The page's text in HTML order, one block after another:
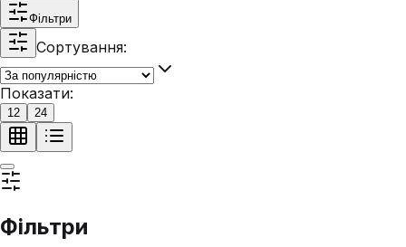
Фільтри
Сортування:
Показати:
12 24
Фільтри